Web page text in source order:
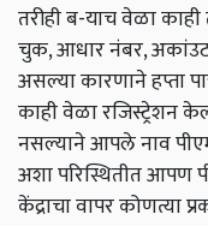
तरीही ब-याच वेळा काही
चुक, आधार नंबर,
असल्या कारणाने हप्ता
काही वेळा रजिस्ट्रेशन
नसल्याने आपले नाव पीएम
अशा परिस्थितीत आपण
केंद्राचा वापर कोणत्या